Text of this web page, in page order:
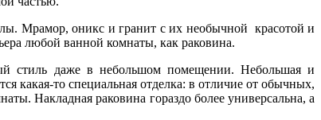
Мрамор, оникс и гранит с их необычной красотой и
любой ванной комнаты, как раковина.
стиль даже в небольшом помещении. Небольшая и
какая-то специальная отделка: в отличие от обычных,
Накладная раковина гораздо более универсальна, а